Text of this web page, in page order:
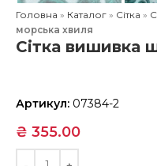
Головна » Каталог » Сітка »
морська хвиля
Сітка вишивка
Артикул: 07384-2
₴ 355.00